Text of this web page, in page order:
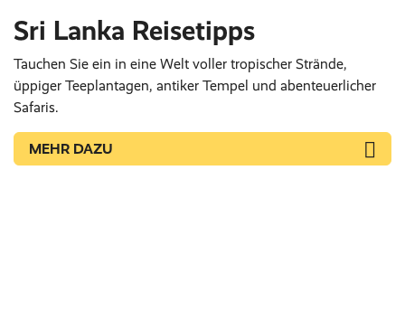
Sri Lanka Reisetipps
Tauchen Sie ein in eine Welt voller tropischer Strände,
üppiger Teeplantagen, antiker Tempel und abenteuerlicher
Safaris.
MEHR DAZU